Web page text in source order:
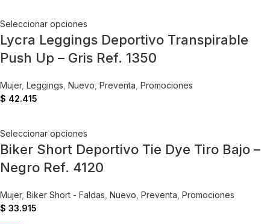
Seleccionar opciones
Lycra Leggings Deportivo Transpirable
Push Up – Gris Ref. 1350
Mujer, Leggings Nuevo Preventa Promociones
$ 42.415
Seleccionar opciones
Biker Short Deportivo Tie Dye Tiro Bajo –
Negro Ref. 4120
Mujer, Biker Short - Faldas Nuevo Preventa Promociones
$ 33.915